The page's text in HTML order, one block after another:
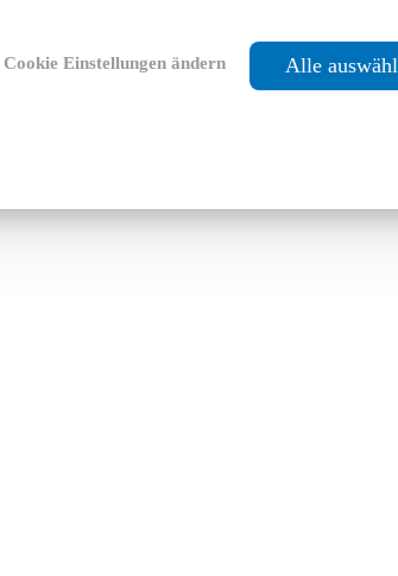
Cookie Einstellungen ändern Alle